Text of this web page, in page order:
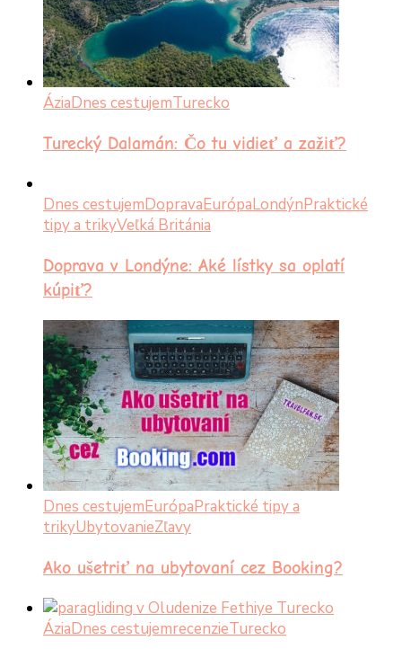
ÁziaDnes cestujemTurecko
Turecký Dalamán: Čo tu vidieť a zažiť?
Dnes cestujemDopravaEurópaLondýnPraktické
tipy a trikyVeľká Británia
Doprava v Londýne: Aké lístky sa oplatí
kúpiť?
Dnes cestujemEurópaPraktické tipy a
trikyUbytovanieZľavy
Ako ušetriť na ubytovaní cez Booking?
ÁziaDnes cestujemrecenzieTurecko